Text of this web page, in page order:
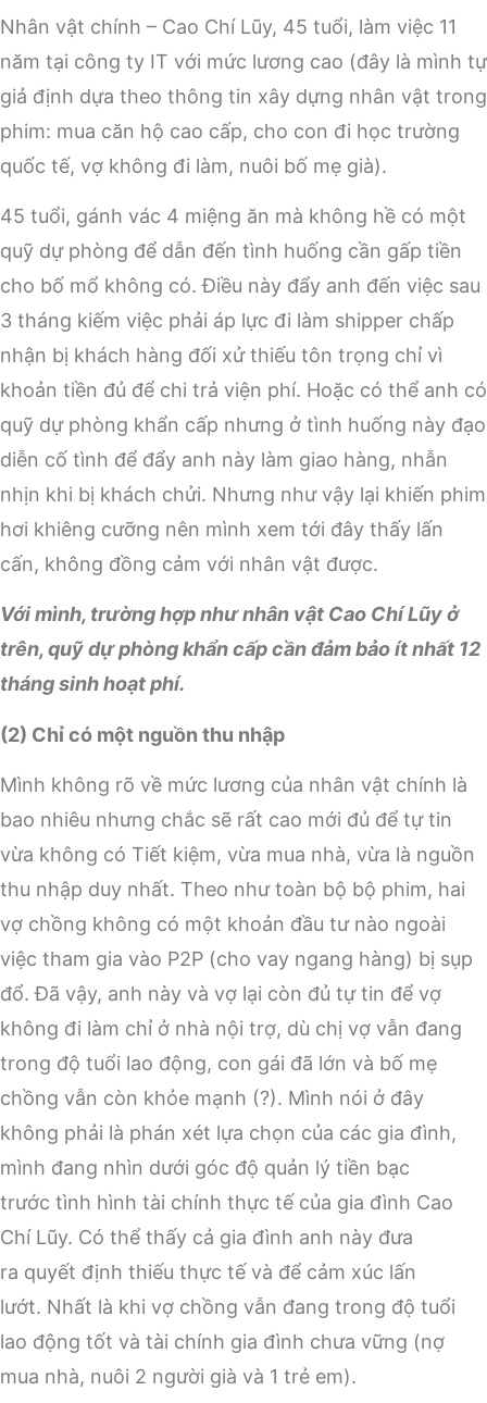
Nhân vật chính – Cao Chí Lũy, 45 tuổi, làm việc 11
năm tại công ty IT với mức lương cao (đây là mình tự
giả định dựa theo thông tin xây dựng nhân vật trong
phim: mua căn hộ cao cấp, cho con đi học trường
quốc tế, vợ không đi làm, nuôi bố mẹ già).
45 tuổi, gánh vác 4 miệng ăn mà không hề có một
quỹ dự phòng để dẫn đến tình huống cần gấp tiền
cho bố mổ không có. Điều này đẩy anh đến việc sau
3 tháng kiếm việc phải áp lực đi làm shipper chấp
nhận bị khách hàng đối xử thiếu tôn trọng chỉ vì
khoản tiền đủ để chi trả viện phí. Hoặc có thể anh có
quỹ dự phòng khẩn cấp nhưng ở tình huống này đạo
diễn cố tình để đẩy anh này làm giao hàng, nhẫn
nhịn khi bị khách chửi. Nhưng như vậy lại khiến phim
hơi khiêng cưỡng nên mình xem tới đây thấy lấn
cấn, không đồng cảm với nhân vật được.
Với mình, trường hợp như nhân vật Cao Chí Lũy ở
trên, quỹ dự phòng khẩn cấp cần đảm bảo ít nhất 12
tháng sinh hoạt phí.
(2) Chỉ có một nguồn thu nhập
Mình không rõ về mức lương của nhân vật chính là
bao nhiêu nhưng chắc sẽ rất cao mới đủ để tự tin
vừa không có Tiết kiệm, vừa mua nhà, vừa là nguồn
thu nhập duy nhất. Theo như toàn bộ bộ phim, hai
vợ chồng không có một khoản đầu tư nào ngoài
việc tham gia vào P2P (cho vay ngang hàng) bị sụp
đổ. Đã vậy, anh này và vợ lại còn đủ tự tin để vợ
không đi làm chỉ ở nhà nội trợ, dù chị vợ vẫn đang
trong độ tuổi lao động, con gái đã lớn và bố mẹ
chồng vẫn còn khỏe mạnh (?). Mình nói ở đây
không phải là phán xét lựa chọn của các gia đình,
mình đang nhìn dưới góc độ quản lý tiền bạc
trước tình hình tài chính thực tế của gia đình Cao
Chí Lũy. Có thể thấy cả gia đình anh này đưa
ra quyết định thiếu thực tế và để cảm xúc lấn
lướt. Nhất là khi vợ chồng vẫn đang trong độ tuổi
lao động tốt và tài chính gia đình chưa vững (nợ
mua nhà, nuôi 2 người già và 1 trẻ em).